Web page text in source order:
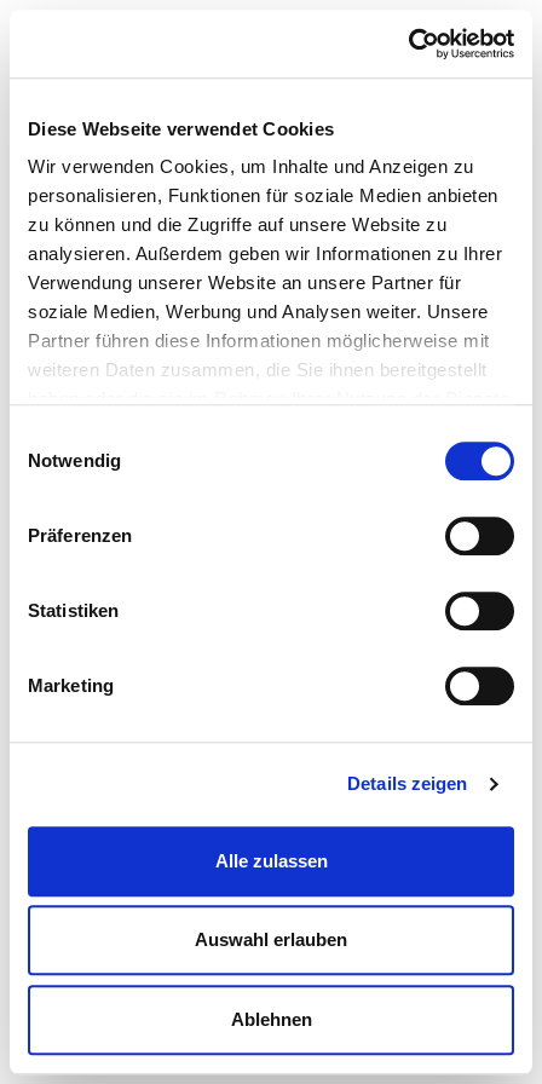
Diese Webseite verwendet Cookies
Wir verwenden Cookies, um Inhalte und Anzeigen zu
personalisieren, Funktionen für soziale Medien anbieten
zu können und die Zugriffe auf unsere Website zu
analysieren. Außerdem geben wir Informationen zu Ihrer
Verwendung unserer Website an unsere Partner für
soziale Medien, Werbung und Analysen weiter. Unsere
Partner führen diese Informationen möglicherweise mit
weiteren Daten zusammen, die Sie ihnen bereitgestellt
Notwendig
Präferenzen
Statistiken
Marketing
Details zeigen
Alle zulassen
Auswahl erlauben
Ablehnen